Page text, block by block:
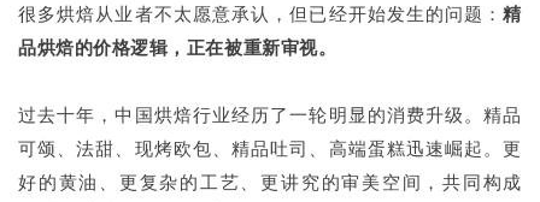
很多烘焙从业者不太愿意承认，但已经开始发生的问题：精
品烘焙的价格逻辑，正在被重新审视。
过去十年，中国烘焙行业经历了一轮明显的消费升级。精品
可颂、法甜、现烤欧包、精品吐司、高端蛋糕迅速崛起。更
好的黄油、更复杂的工艺、更讲究的审美空间，共同构成